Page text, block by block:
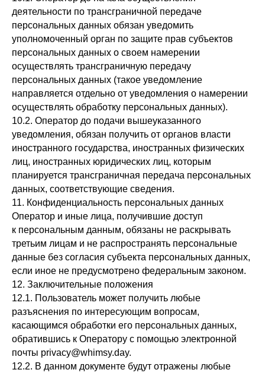
деятельности по трансграничной передаче
персональных данных обязан уведомить
уполномоченный орган по защите прав субъектов
персональных данных о своем намерении
осуществлять трансграничную передачу
персональных данных (такое уведомление
направляется отдельно от уведомления о намерении
осуществлять обработку персональных данных).
10.2. Оператор до подачи вышеуказанного
уведомления, обязан получить от органов власти
иностранного государства, иностранных физических
лиц, иностранных юридических лиц, которым
планируется трансграничная передача персональных
данных, соответствующие сведения.
11. Конфиденциальность персональных данных
Оператор и иные лица, получившие доступ
к персональным данным, обязаны не раскрывать
третьим лицам и не распространять персональные
данные без согласия субъекта персональных данных,
если иное не предусмотрено федеральным законом.
12. Заключительные положения
12.1. Пользователь может получить любые
разъяснения по интересующим вопросам,
касающимся обработки его персональных данных,
обратившись к Оператору с помощью электронной
почты privacy@whimsy.day.
12.2. В данном документе будут отражены любые